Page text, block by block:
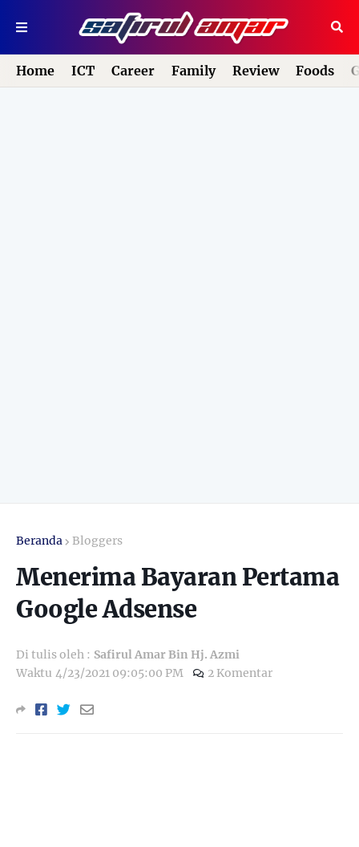
Home ICT Career Family Review Foods
Beranda Bloggers
Menerima Bayaran Pertama
Google Adsense
Di tulis oleh : Safirul Amar Bin Hj. Azmi
Waktu 4/23/2021 09:05:00 PM 2 Komentar